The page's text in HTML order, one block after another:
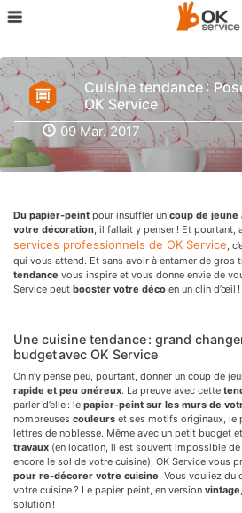
Cuisine tendance :
OK Service
09 Mar. 2017
Du papier-peint pour insuffler un coup de jeune
votre décoration, il fallait y penser ! Et pourtant,
services professionnels de OK Service,
qui vous attend. Et sans avoir à entamer de gros
tendance vous inspire et vous donne envie de
Service peut booster votre déco en un clin d’œil !
Une cuisine tendance : grand
budget avec OK Service
On n’y pense peu, pourtant, donner un coup de
rapide et peu onéreux. La preuve avec cette
parler d’elle : le papier-peint sur les murs de
nombreuses couleurs et ses motifs originaux, le
lettres de noblesse. Même avec un petit budget et
travaux (en location, il est souvent impossible de
encore le sol de votre cuisine), OK Service vous
pour re-décorer votre cuisine. Vous vouliez du
votre cuisine ? Le papier peint, en version vintage
solution !